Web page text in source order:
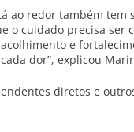
ao redor também tem
o cuidado precisa ser
e
dor”, explicou
diretos e